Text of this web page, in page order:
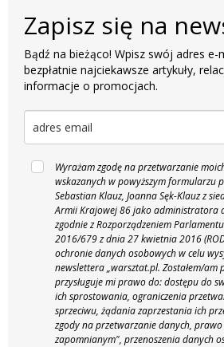
Zapisz się na
Bądź na bieżąco! Wpisz swój adres
bezpłatnie najciekawsze artykuły,
informacje o promocjach.
Wyrażam zgodę na przetwarzanie
wskazanych w powyższym formularzu
Sebastian Klauz, Joanna Sęk-Klauz z
Armii Krajowej 86 jako administratora
zgodnie z Rozporządzeniem
2016/679 z dnia 27 kwietnia 2016
ochronie danych osobowych w celu
newslettera „warsztat.pl. Zostałem/
przysługuje mi prawo do: dostępu do
ich sprostowania, ograniczenia
sprzeciwu, żądania zaprzestania ich
zgody na przetwarzanie danych,
zapomnianym", przenoszenia danych